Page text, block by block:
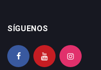
SÍGUENOS